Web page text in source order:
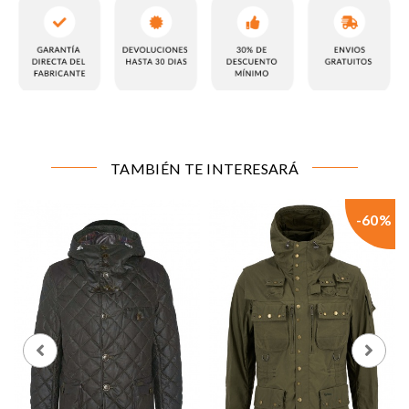
TAMBIÉN TE INTERESARÁ
-60%
Cookies necesarias
funcione y no se pueden desactivar en nuestros
sistemas. Puede configurar su navegador para bloquear
o alertar sobre estas cookies, pero alguna áreas del sitio
no funcionarán. Estas cookies no almacenan ninguna
información de identificación personal.
Cookies de rendimiento y analíticas
Estas cookies nos permiten contar las visitas y fuentes
de tráfico para poder evaluar el rendimiento de nuestro
sitio y mejorarlo. Nos ayudan a saber qué páginas son
las más o menos visitadas, y cómo los visitantes
navegan por el sitio. Toda la información que recogen
estas cookies es agregada y, por lo tanto, es anónima.